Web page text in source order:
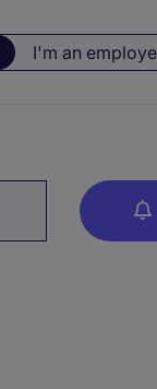
I'm an